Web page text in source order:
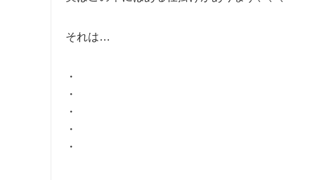
それは…
・
・
・
・
・